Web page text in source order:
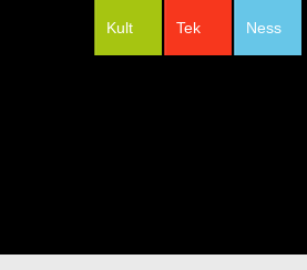
Ness
Tek
Kult